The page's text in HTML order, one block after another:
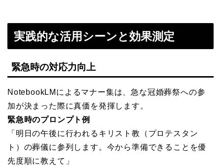
実践的な活用シーンと効果測定
緊急時の対応力向上
NotebookLMによるマナー集は、急な冠婚葬祭への参
加が決まった際に真価を発揮します。
緊急時のプロンプト例
「明日の午後に行われるキリスト教（プロテスタン
ト）の葬儀に参列します。今から準備できることを優
先度順に教えて」